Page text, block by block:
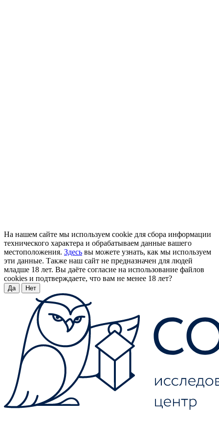
На нашем сайте мы используем cookie для сбора информации
технического характера и обрабатываем данные вашего
местоположения. Здесь вы можете узнать, как мы используем
эти данные. Также наш сайт не предназначен для людей
младше 18 лет. Вы даёте согласие на использование файлов
cookies и подтверждаете, что вам не менее 18 лет?
Да Нет